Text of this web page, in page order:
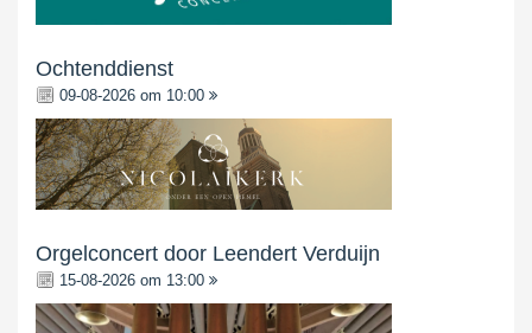
Ochtenddienst
09-08-2026 om 10:00
Orgelconcert door Leendert Verduijn
15-08-2026 om 13:00